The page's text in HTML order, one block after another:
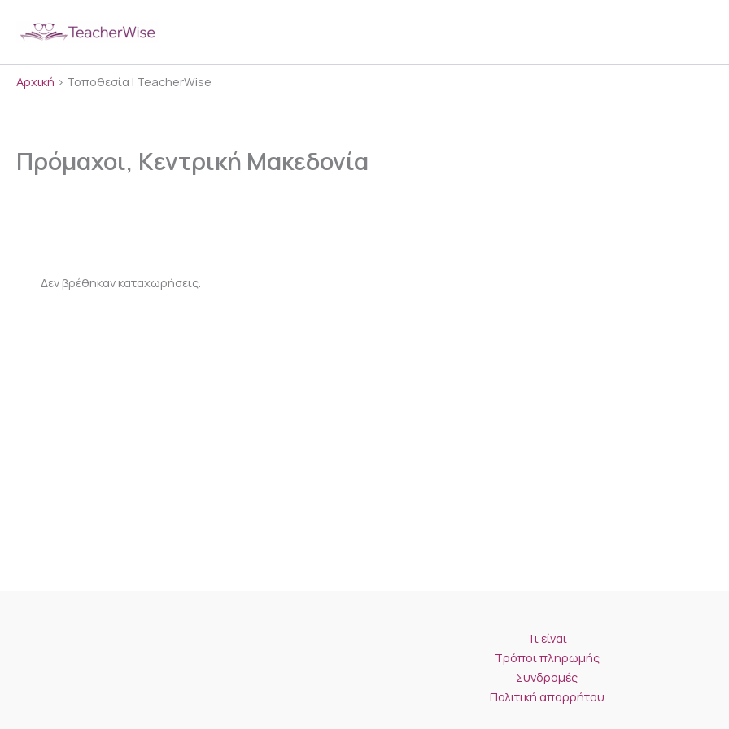
Αρχική > Τοποθεσία | TeacherWise
Πρόμαχοι, Κεντρική Μακεδονία
Δεν βρέθηκαν καταχωρήσεις.
Τι είναι
Τρόποι πληρωμής
Συνδρομές
Πολιτική απορρήτου